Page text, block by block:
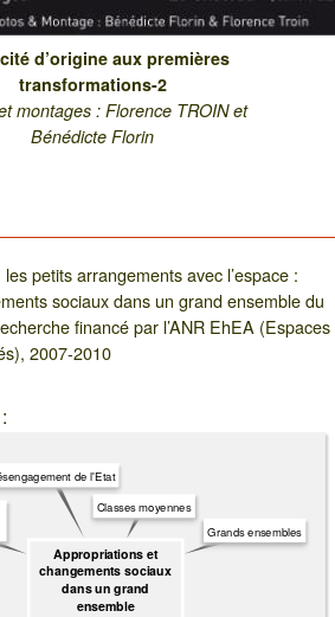
d’origine aux premières
transformations-2
montages : Florence TROIN et
Bénédicte Florin
petits arrangements avec l’espace :
sociaux dans un grand ensemble du
financé par l’ANR EhEA (Espaces
2007-2010
Appropriations et
changements sociaux
dans un grand
ensemble
Grands ensembles
Classes moyennes
de l'Etat